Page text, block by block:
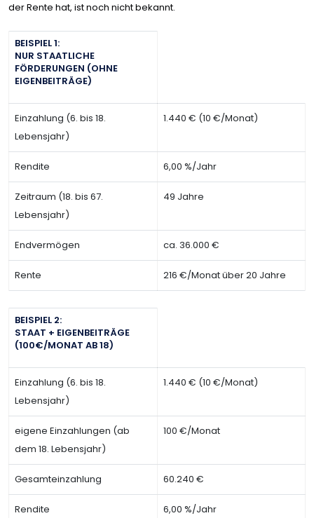
der Rente hat, ist noch nicht bekannt.
BEISPIEL 1:
NUR STAATLICHE
FÖRDERUNGEN (OHNE
EIGENBEITRÄGE)
Einzahlung (6. bis 18.
Lebensjahr)
1.440 € (10 €/Monat)
Rendite 6,00 %/Jahr
Zeitraum (18. bis 67.
Lebensjahr)
49 Jahre
Endvermögen ca. 36.000 €
Rente 216 €/Monat über 20 Jahre
BEISPIEL 2:
STAAT + EIGENBEITRÄGE
(100€/MONAT AB 18)
Einzahlung (6. bis 18.
Lebensjahr)
1.440 € (10 €/Monat)
eigene Einzahlungen (ab
dem 18. Lebensjahr)
100 €/Monat
Gesamteinzahlung 60.240 €
Rendite 6,00 %/Jahr